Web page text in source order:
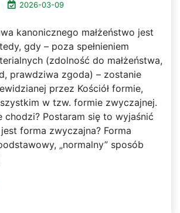
2026-03-09
kanonicznego małżeństwo jest
gdy – poza spełnieniem
(zdolność do małżeństwa,
prawdziwa zgoda) – zostanie
przez Kościół formie,
w tzw. formie zwyczajnej.
chodzi? Postaram się to wyjaśnić
forma zwyczajna? Forma
„normalny” sposób